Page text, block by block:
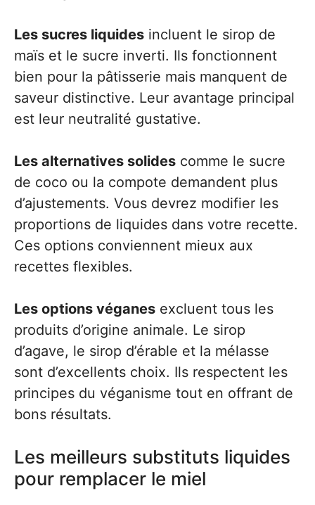
Les sucres liquides incluent le sirop de
maïs et le sucre inverti. Ils fonctionnent
bien pour la pâtisserie mais manquent de
saveur distinctive. Leur avantage principal
est leur neutralité gustative.
Les alternatives solides comme le sucre
de coco ou la compote demandent plus
d’ajustements. Vous devrez modifier les
proportions de liquides dans votre recette.
Ces options conviennent mieux aux
recettes flexibles.
Les options véganes excluent tous les
produits d’origine animale. Le sirop
d’agave, le sirop d’érable et la mélasse
sont d’excellents choix. Ils respectent les
principes du véganisme tout en offrant de
bons résultats.
Les meilleurs substituts liquides
pour remplacer le miel